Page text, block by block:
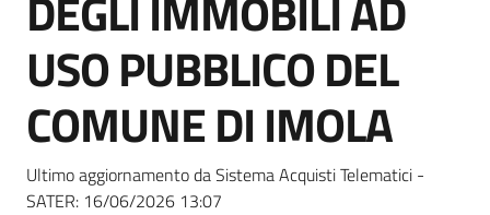
English
site
Seguici
USO PUBBLICO DEL
COMUNE DI IMOLA
Ultimo aggiornamento da Sistema Acquisti Telematici -
SATER: 16/06/2026 13:07